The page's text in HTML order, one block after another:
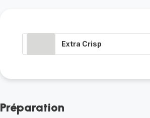
Extra Crisp
Préparation